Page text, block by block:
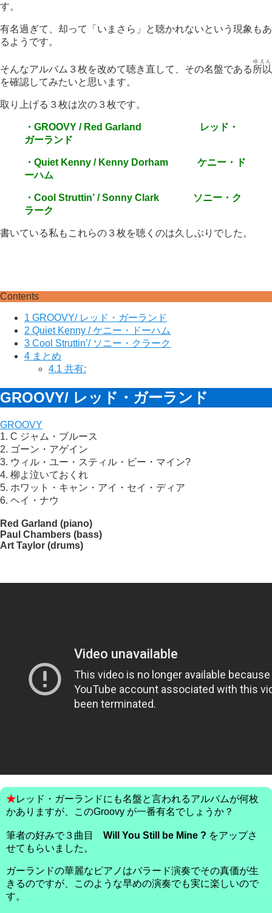
す。
有名過ぎて、却って「いまさら」と聴かれないという現象もあ
るようです。
そんなアルバム３枚を改めて聴き直して、その名盤である所以
ゆえん
を確認してみたいと思います。
取り上げる３枚は次の３枚です。
・GROOVY / Red Garland レッド・
ガーランド
・Quiet Kenny / Kenny Dorham ケニー・ド
ーハム
・Cool Struttin’ / Sonny Clark ソニー・ク
ラーク
書いている私もこれらの３枚を聴くのは久しぶりでした。
Contents
1 GROOVY/ レッド・ガーランド
2 Quiet Kenny / ケニー・ドーハム
3 Cool Struttin’/ ソニー・クラーク
4 まとめ
4.1 共有:
GROOVY/ レッド・ガーランド
GROOVY
1. C ジャム・ブルース
2. ゴーン・アゲイン
3. ウィル・ユー・スティル・ビー・マイン?
4. 柳よ泣いておくれ
5. ホワット・キャン・アイ・セイ・ディア
6. ヘイ・ナウ
Red Garland (piano)
Paul Chambers (bass)
Art Taylor (drums)
★レッド・ガーランドにも名盤と言われるアルバムが何枚
かありますが、このGroovy が一番有名でしょうか？
筆者の好みで３曲目 Will You Still be Mine ? をアップさ
せてもらいました。
ガーランドの華麗なピアノはバラード演奏でその真価が生
きるのですが、このような早めの演奏でも実に楽しいので
す。